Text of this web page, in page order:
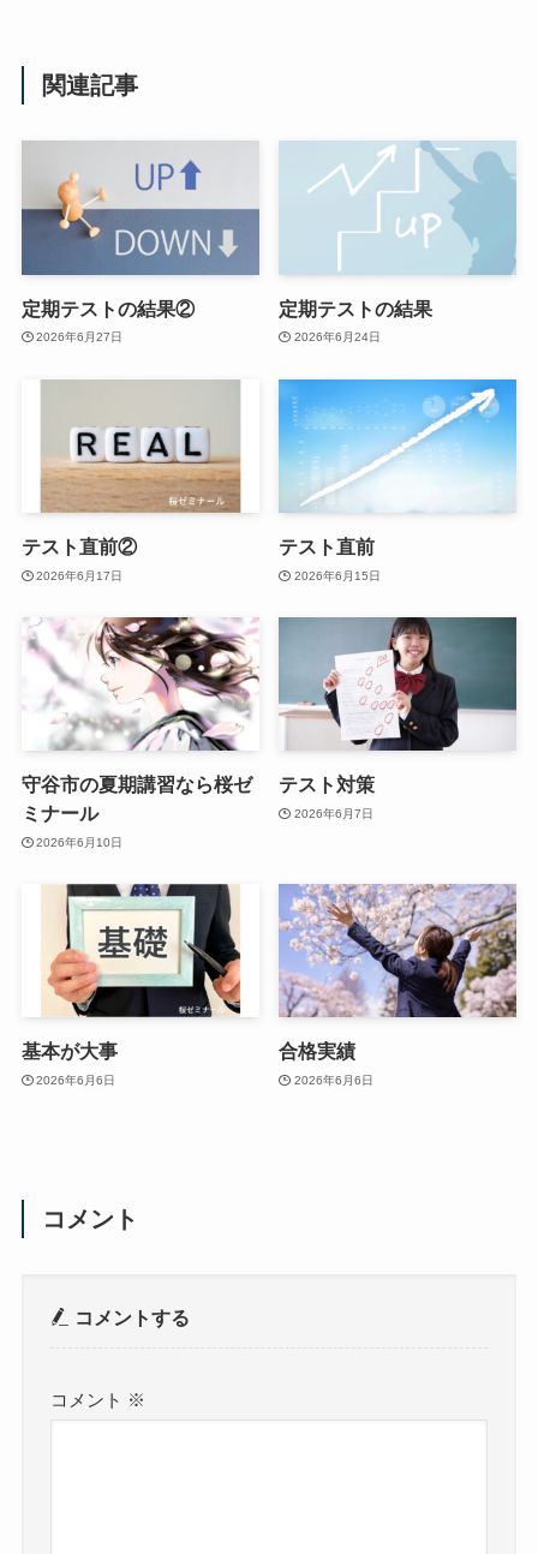
関連記事
定期テストの結果②
2026年6月27日
定期テストの結果
2026年6月24日
テスト直前②
2026年6月17日
テスト直前
2026年6月15日
守谷市の夏期講習なら桜ゼ
ミナール
2026年6月10日
テスト対策
2026年6月7日
基本が大事
2026年6月6日
合格実績
2026年6月6日
コメント
コメントする
コメント ※